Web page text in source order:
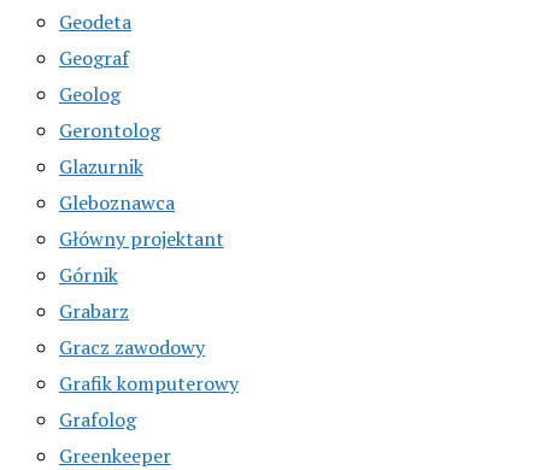
Geodeta
Geograf
Geolog
Gerontolog
Glazurnik
Gleboznawca
Główny projektant
Górnik
Grabarz
Gracz zawodowy
Grafik komputerowy
Grafolog
Greenkeeper